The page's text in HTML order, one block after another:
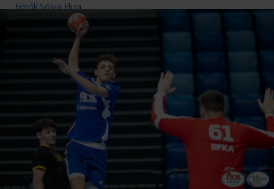
Fotók:Sólya Eliza